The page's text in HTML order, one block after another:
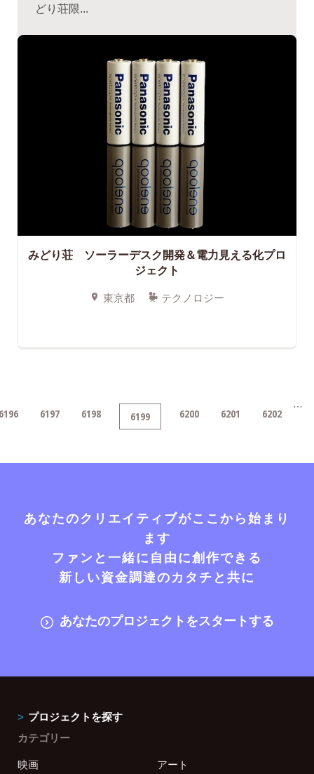
どり荘限...
みどり荘 ソーラーデスク開発＆電力見える化プロ
ジェクト
東京都 テクノロジー
6197 6198 6199 6200 6201 6202 …
あなたのクリエイティブがここから始まり
ます
ファンと一緒に自由に創作できる
新しい資金調達のカタチと共に
あなたのプロジェクトをスタートする
プロジェクトを探す
カテゴリー
映画
アート